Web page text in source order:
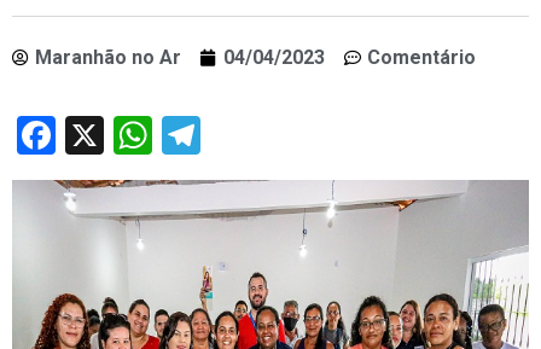
Maranhão no Ar 04/04/2023 Comentário
Facebook
X WhatsApp